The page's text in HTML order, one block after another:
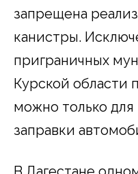
запрещена
канистры.
приграничных
Курской области
можно только
заправки